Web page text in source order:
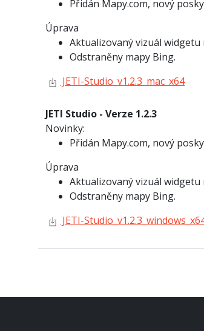
Přidán Mapy.com, nový
Úprava
Aktualizovaný vizuál widgetu
Odstraněny mapy Bing.
JETI-Studio_v1.2.3_mac_x64
JETI Studio - Verze 1.2.3
Novinky:
Přidán Mapy.com, nový
Úprava
Aktualizovaný vizuál widgetu
Odstraněny mapy Bing.
JETI-